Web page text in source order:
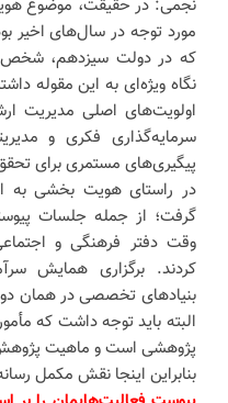
نجمی: در حقیقت، موضوع
مورد توجه در سال‌های اخیر
که در دولت سیزدهم، شخص
نگاه ویژه‌ای به این مقوله
اولویت‌های اصلی مدیریت
سرمایه‌گذاری فکری و
پیگیری‌های مستمری برای
در راستای هویت بخشی به
گرفت؛ از جمله جلسات
وقت دفتر فرهنگی و
کردند. برگزاری همایش
بنیادهای تخصصی در همان
البته باید توجه داشت که
پژوهشی است و ماهیت پژوهش
بنابراین اینجا نقش مکمل